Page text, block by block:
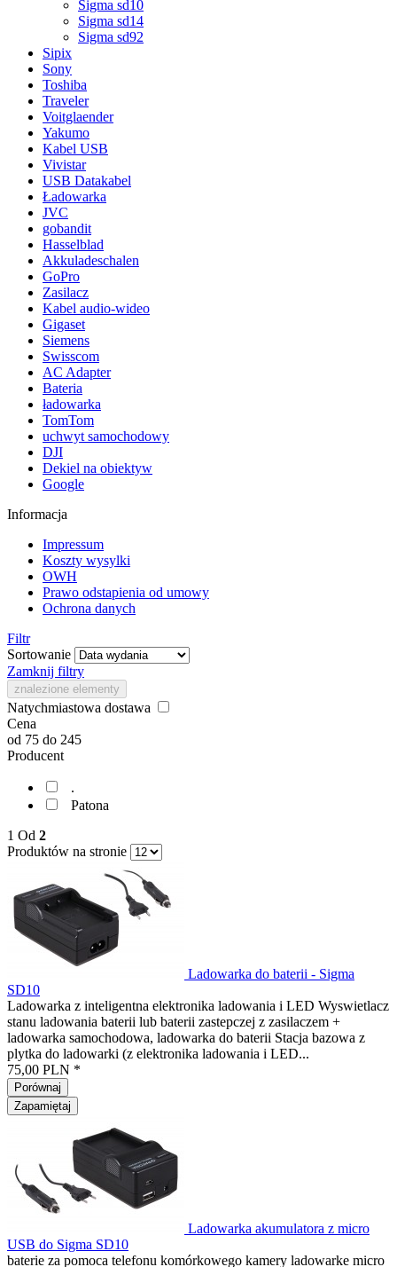
Sigma sd10
Sigma sd14
Sigma sd92
Sipix
Sony
Toshiba
Traveler
Voitglaender
Yakumo
Kabel USB
Vivistar
USB Datakabel
Ładowarka
JVC
gobandit
Hasselblad
Akkuladeschalen
GoPro
Zasilacz
Kabel audio-wideo
Gigaset
Siemens
Swisscom
AC Adapter
Bateria
ładowarka
TomTom
uchwyt samochodowy
DJI
Dekiel na obiektyw
Google
Informacja
Impressum
Koszty wysylki
OWH
Prawo odstapienia od umowy
Ochrona danych
Filtr
Sortowanie
Zamknij filtry
znalezione elementy
Natychmiastowa dostawa
Cena
od 75 do 245
Producent
.
Patona
1 Od 2
Produktów na stronie
Ladowarka do baterii - Sigma
SD10
Ladowarka z inteligentna elektronika ladowania i LED Wyswietlacz
stanu ladowania baterii lub baterii zastepczej z zasilaczem +
ladowarka samochodowa, ladowarka do baterii Stacja bazowa z
plytka do ladowarki (z elektronika ladowania i LED...
75,00 PLN *
Porównaj
Zapamiętaj
Ladowarka akumulatora z micro
USB do Sigma SD10
baterie za pomoca telefonu komórkowego kamery ladowarke micro